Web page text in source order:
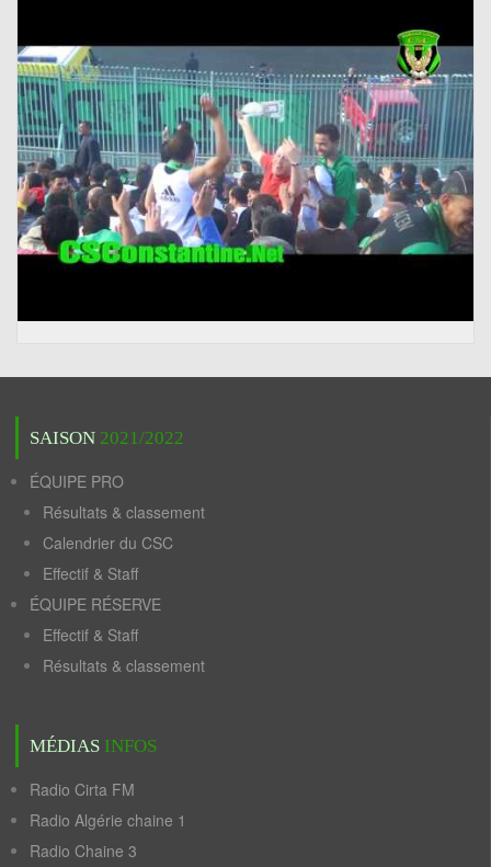
SAISON 2021/2022
ÉQUIPE PRO
Résultats & classement
Calendrier du CSC
Effectif & Staff
ÉQUIPE RÉSERVE
Effectif & Staff
Résultats & classement
MÉDIAS INFOS
Radio Cirta FM
Radio Algérie chaine 1
Radio Chaine 3